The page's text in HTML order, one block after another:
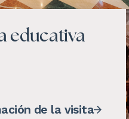
educativa
de la visita